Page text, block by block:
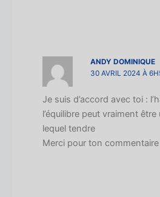
ANDY DOMINIQUE
30 AVRIL 2024 À
Je suis d’accord avec toi :
l’équilibre peut vraiment
lequel tendre
Merci pour ton commentaire